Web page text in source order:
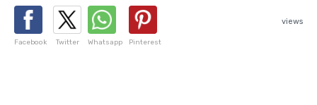
Facebook Twitter Whatsapp Pinterest
views